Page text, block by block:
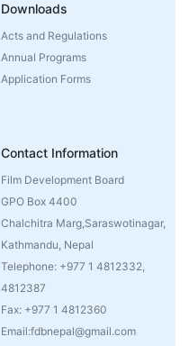
Downloads
Acts and Regulations
Annual Programs
Application Forms
Contact Information
Film Development Board
GPO Box 4400
Chalchitra Marg,Saraswotinagar,
Kathmandu, Nepal
Telephone: +977 1 4812332,
4812387
Fax: +977 1 4812360
Email:fdbnepal@gmail.com